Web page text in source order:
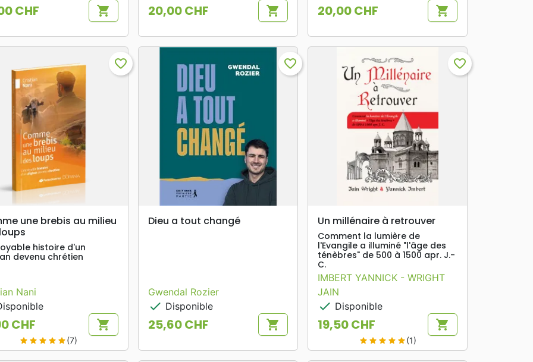
CHF shopping_cart Prix
20,00 CHF shopping_cart Prix
20,00 CHF shopping_cart
search APERÇU RAPIDE
favorite_border
une brebis au milieu
histoire d'un
devenu chrétien
Nani
CHF shopping_cart
star star star star star(7)
search APERÇU RAPIDE
favorite_border
Dieu a tout changé
Gwendal Rozier
check Disponible
Prix
25,60 CHF shopping_cart
search APERÇU RAPIDE
favorite_border
Un millénaire à retrouver
Comment la lumière de
l'Evangile a illuminé "l'âge des
ténèbres" de 500 à 1500 apr. J.-
C.
IMBERT YANNICK - WRIGHT
JAIN
check Disponible
Prix
19,50 CHF shopping_cart
star star star star star(1)